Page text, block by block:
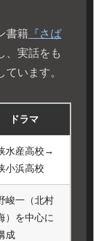
書籍 『さば
、実話をも
います。
ドラマ
水産高校→
小浜高校
峻一（北村
）を中心に
成